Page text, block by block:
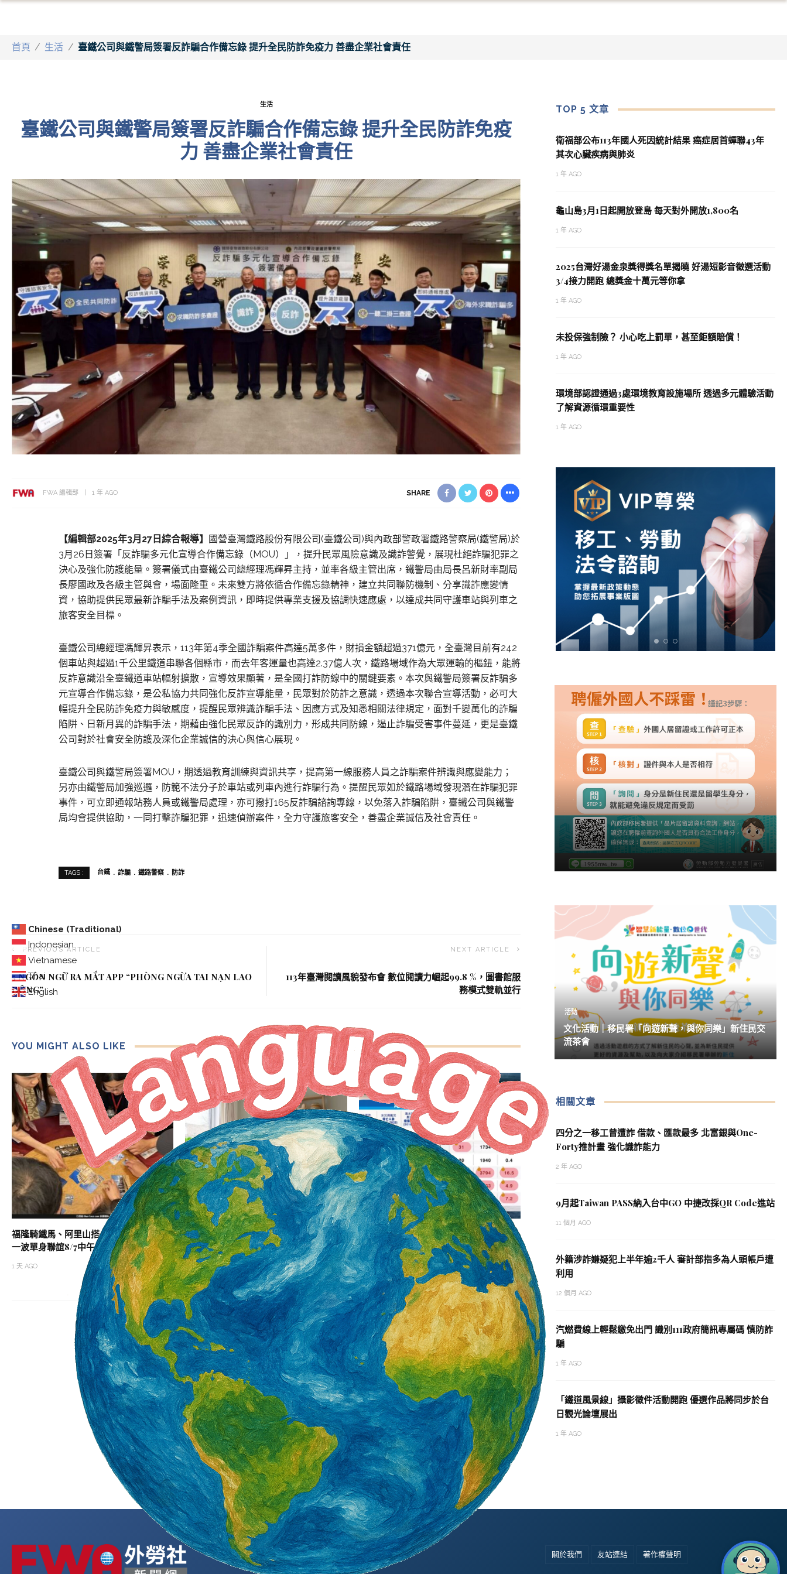
Chinese (Traditional)
Indonesian
Vietnamese
Thai
English
首頁 / 生活 / 臺鐵公司與鐵警局簽署反詐騙合作備忘錄 提升全民防詐免疫力 善盡企業社會責任
生活
臺鐵公司與鐵警局簽署反詐騙合作備忘錄 提升全民防詐免疫
力 善盡企業社會責任
FWA 編輯部 1 年 AGO SHARE
【編輯部2025年3月27日綜合報導】
國營臺灣鐵路股份有限公司(臺鐵公司)與內政部警政署鐵路警察局(鐵警局)於
3月26日簽署「反詐騙多元化宣導合作備忘錄（MOU）」，提升民眾風險意識及識詐警覺，展現杜絕詐騙犯罪之
決心及強化防護能量。簽署儀式由臺鐵公司總經理馮輝昇主持，並率各級主管出席，鐵警局由局長呂新財率副局
長廖國政及各級主管與會，場面隆重。未來雙方將依循合作備忘錄精神，建立共同聯防機制、分享識詐應變情
資，協助提供民眾最新詐騙手法及案例資訊，即時提供專業支援及協調快速應處，以達成共同守護車站與列車之
旅客安全目標。
臺鐵公司總經理馮輝昇表示，113年第4季全國詐騙案件高達5萬多件，財損金額超過371億元，全臺灣目前有242
個車站與超過1千公里鐵道串聯各個縣市，而去年客運量也高達2.37億人次，鐵路場域作為大眾運輸的樞鈕，能將
反詐意識沿全臺鐵道車站幅射擴散，宣導效果顯著，是全國打詐防線中的關鍵要素。本次與鐵警局簽署反詐騙多
元宣導合作備忘錄，是公私協力共同強化反詐宣導能量，民眾對於防詐之意識，透過本次聯合宣導活動，必可大
幅提升全民防詐免疫力與敏感度，提醒民眾辨識詐騙手法、因應方式及知悉相關法律規定，面對千變萬化的詐騙
陷阱、日新月異的詐騙手法，期藉由強化民眾反詐的識別力，形成共同防線，遏止詐騙受害事件蔓延，更是臺鐵
公司對於社會安全防護及深化企業誠信的決心與信心展現。
臺鐵公司與鐵警局簽署MOU，期透過教育訓練與資訊共享，提高第一線服務人員之詐騙案件辨識與應變能力；
另亦由鐵警局加強巡邏，防範不法分子於車站或列車內進行詐騙行為。提醒民眾如於鐵路場域發現潛在詐騙犯罪
事件，可立即通報站務人員或鐵警局處理，亦可撥打165反詐騙諮詢專線，以免落入詐騙陷阱，臺鐵公司與鐵警
局均會提供協助，一同打擊詐騙犯罪，迅速偵辦案件，全力守護旅客安全，善盡企業誠信及社會責任。
TAGS : 台鐵 詐騙 鐵路警察 防詐
PREVIOUS ARTICLE
5 NGÔN NGỮ RA MẮT APP “PHÒNG NGỪA TAI NẠN LAO
ĐỘNG”
NEXT ARTICLE
113年臺灣閱讀風貌發布會 數位閱讀力崛起99.8 %，圖書館服
務模式雙軌並行
YOU MIGHT ALSO LIKE
福隆騎鐵馬、阿里山搭小火車 內政部最後
一波單身聯誼8/7中午開搶
1 天 AGO
審計部：婚育宅需求殷切 釋出戶數明顯供
不應求
2 天 AGO
民團氣候衝擊調查 台南各指標均入榜
2 天 AGO
TOP 5 文章
衛福部公布113年國人死因統計結果 癌症居首蟬聯43年
其次心臟疾病與肺炎
1 年 AGO
龜山島3月1日起開放登島 每天對外開放1,800名
1 年 AGO
2025台灣好湯金泉獎得獎名單揭曉 好湯短影音徵選活動
3/4接力開跑 總獎金十萬元等你拿
1 年 AGO
未投保強制險？ 小心吃上罰單，甚至鉅額賠償！
1 年 AGO
環境部認證通過3處環境教育設施場所 透過多元體驗活動
了解資源循環重要性
1 年 AGO
活動
文化活動｜移民署「向遊新聲，與你同樂」新住民交
流茶會
相關文章
四分之一移工曾遭詐 借款、匯款最多 北富銀與One-
Forty推計畫 強化識詐能力
2 年 AGO
9月起Taiwan PASS納入台中GO 中捷改採QR Code進站
11 個月 AGO
外籍涉詐嫌疑犯上半年逾2千人 審計部指多為人頭帳戶遭
利用
12 個月 AGO
汽燃費線上輕鬆繳免出門 識別111政府簡訊專屬碼 慎防詐
騙
1 年 AGO
「鐵道風景線」攝影徵件活動開跑 優選作品將同步於台
日觀光論壇展出
1 年 AGO
外籍勞工通訊社版權所有 ©
關於我們 友站連結 著作權聲明